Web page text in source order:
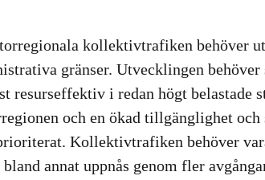
kollektivtrafiken behöver
gränser. Utvecklingen
resurseffektiv i redan högt belastade
och en ökad tillgänglighet
Kollektivtrafiken behöver
annat uppnås genom fler